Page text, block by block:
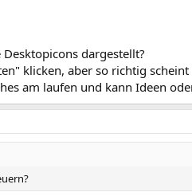
dargestellt?
klicken, aber so richtig scheint
am laufen und kann Ideen